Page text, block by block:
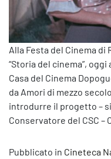
Alla Festa del Cinema di
“Storia del cinema”,
Casa del Cinema
da Amori di mezzo
introdurre il progetto –
Conservatore del CSC –
Pubblicato in Cineteca